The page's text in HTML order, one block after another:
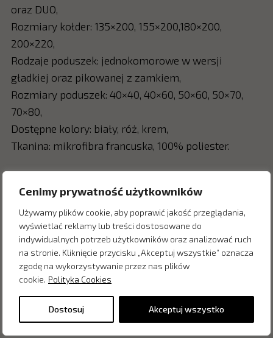
Cenimy prywatność użytkowników
Używamy plików cookie, aby poprawić jakość przeglądania,
wyświetlać reklamy lub treści dostosowane do
indywidualnych potrzeb użytkowników oraz analizować ruch
na stronie. Kliknięcie przycisku „Akceptuj wszystkie” oznacza
zgodę na wykorzystywanie przez nas plików
cookie. Polityka Cookies
Dostosuj Akceptuj wszystko
oraz DUO,
Rozmiary kołder: 135×200, 155×200,180×200,
200×220,
Rodzaje poduszek: jednokomorowe w wersji
gładkiej oraz pikowanej z zamkiem,
Rozmiary poduszek: 40×40, 40×60, 50×60, 50×70,
70×80,
Dostępne kolory: biały, róż, krem,
Tkanina: mikrofibra francuska, 100% poliester.